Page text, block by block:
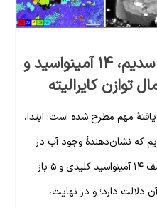
سه کشف بنو: نمک‌های سدیم، ۱۴ آمینواسید و
مهم مطرح شده است: ابتدا،
که نشان‌دهندهٔ وجود آب در
گذشتهٔ این سیارک است؛ سپس، کشف ۱۴ آمینواسید کلیدی و ۵ باز
دلالت دارد؛ و در نهایت،